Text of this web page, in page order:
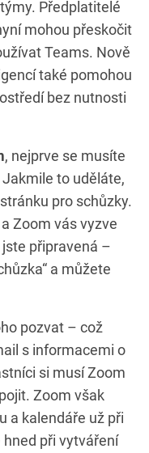
Předplatitelé
mohou přeskočit
Teams. Nově
také pomohou
bez nutnosti
, nejprve se musíte
to uděláte,
pro schůzky.
Zoom vás vyzve
připravená –
a můžete
pozvat – což
s informacemi o
si musí Zoom
Zoom však
a kalendáře už při
při vytváření